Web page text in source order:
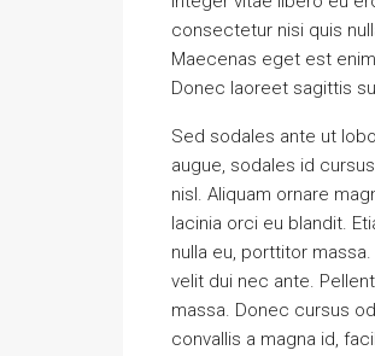
consectetur nisi quis
Maecenas eget est
Donec laoreet sagittis
Sed sodales ante ut
augue, sodales id
nisl. Aliquam ornare
lacinia orci eu blandit.
nulla eu, porttitor
velit dui nec ante.
massa. Donec cursus
convallis a magna id,